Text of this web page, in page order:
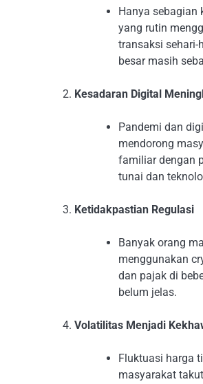
Hanya sebagian
yang rutin
transaksi sehari-
besar masih
Kesadaran Digital
Pandemi dan
mendorong
familiar dengan
tunai dan
Ketidakpastian Regulasi
Banyak orang
menggunakan
dan pajak di
belum jelas.
Volatilitas Menjadi
Fluktuasi harga
masyarakat